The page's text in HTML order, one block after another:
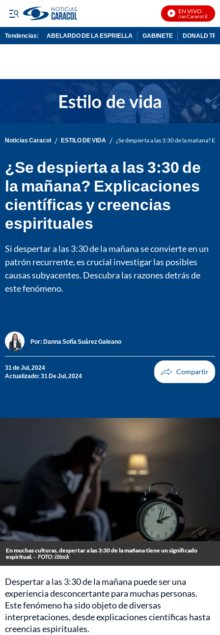
EN VIVO
Noticias Caracol En Vivo
Tendencias: ABELARDO DE LA ESPRIELLA GABINETE DONALD
Noticias Caracol / ESTILO DE VIDA / ¿Se despierta a las 3:30 de la mañana?
¿Se despierta a las 3:30 de
la mañana? Explicaciones
científicas y creencias
espirituales
Si despertar a las 3:30 de la mañana se convierte en un
patrón recurrente, es crucial investigar las posibles
causas subyacentes. Descubra las razones detrás de
este fenómeno.
Por: Danna Sofía Suárez Galeano
31 de Jul, 2024
Actualizado: 31 De Jul, 2024
En muchas culturas, despertar a las 3:30 de la mañana tiene un significado
espiritual. - FOTO: iStock
Despertar a las 3:30 de la mañana puede ser una
experiencia desconcertante para muchas personas.
Este fenómeno ha sido objeto de diversas
interpretaciones, desde explicaciones científicas hasta
creencias espirituales.